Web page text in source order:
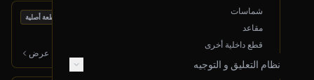
شماسات
مقاعد
قطع داخلية أخرى
نظام التعليق و التوجيه
250
قطعة أصلية
عرض